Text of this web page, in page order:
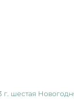
шестая